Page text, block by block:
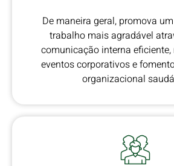
De maneira geral, promova
trabalho mais agradável
comunicação interna
eventos corporativos e
organizacional